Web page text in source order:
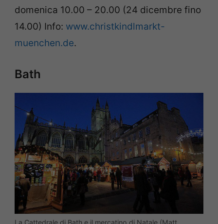
domenica 10.00 – 20.00 (24 dicembre fino
14.00) Info: www.christkindlmarkt-
muenchen.de.
Bath